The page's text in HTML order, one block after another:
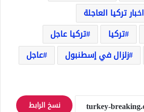
اخبار تركيا العاجلة
تركيا
تركيا عاجل
زلزال في إسطنبول
عاجل
نسخ الرابط